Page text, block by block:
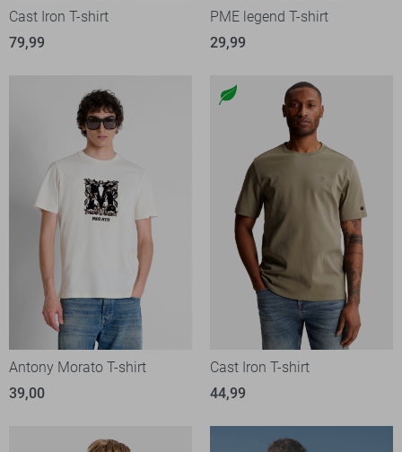
Cast Iron T-shirt
79,99
PME legend T-shirt
29,99
Antony Morato T-shirt
39,00
Cast Iron T-shirt
44,99